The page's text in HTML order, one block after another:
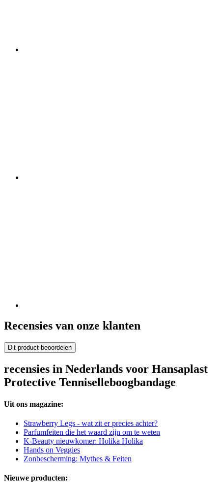
Recensies van onze klanten
Dit product beoordelen
recensies in Nederlands voor Hansaplast
Protective Tenniselleboogbandage
Uit ons magazine:
Strawberry Legs - wat zit er precies achter?
Parfumfeiten die het waard zijn om te weten
K-Beauty nieuwkomer: Holika Holika
Hands on Veggies
Zonbescherming: Mythes & Feiten
Nieuwe producten: